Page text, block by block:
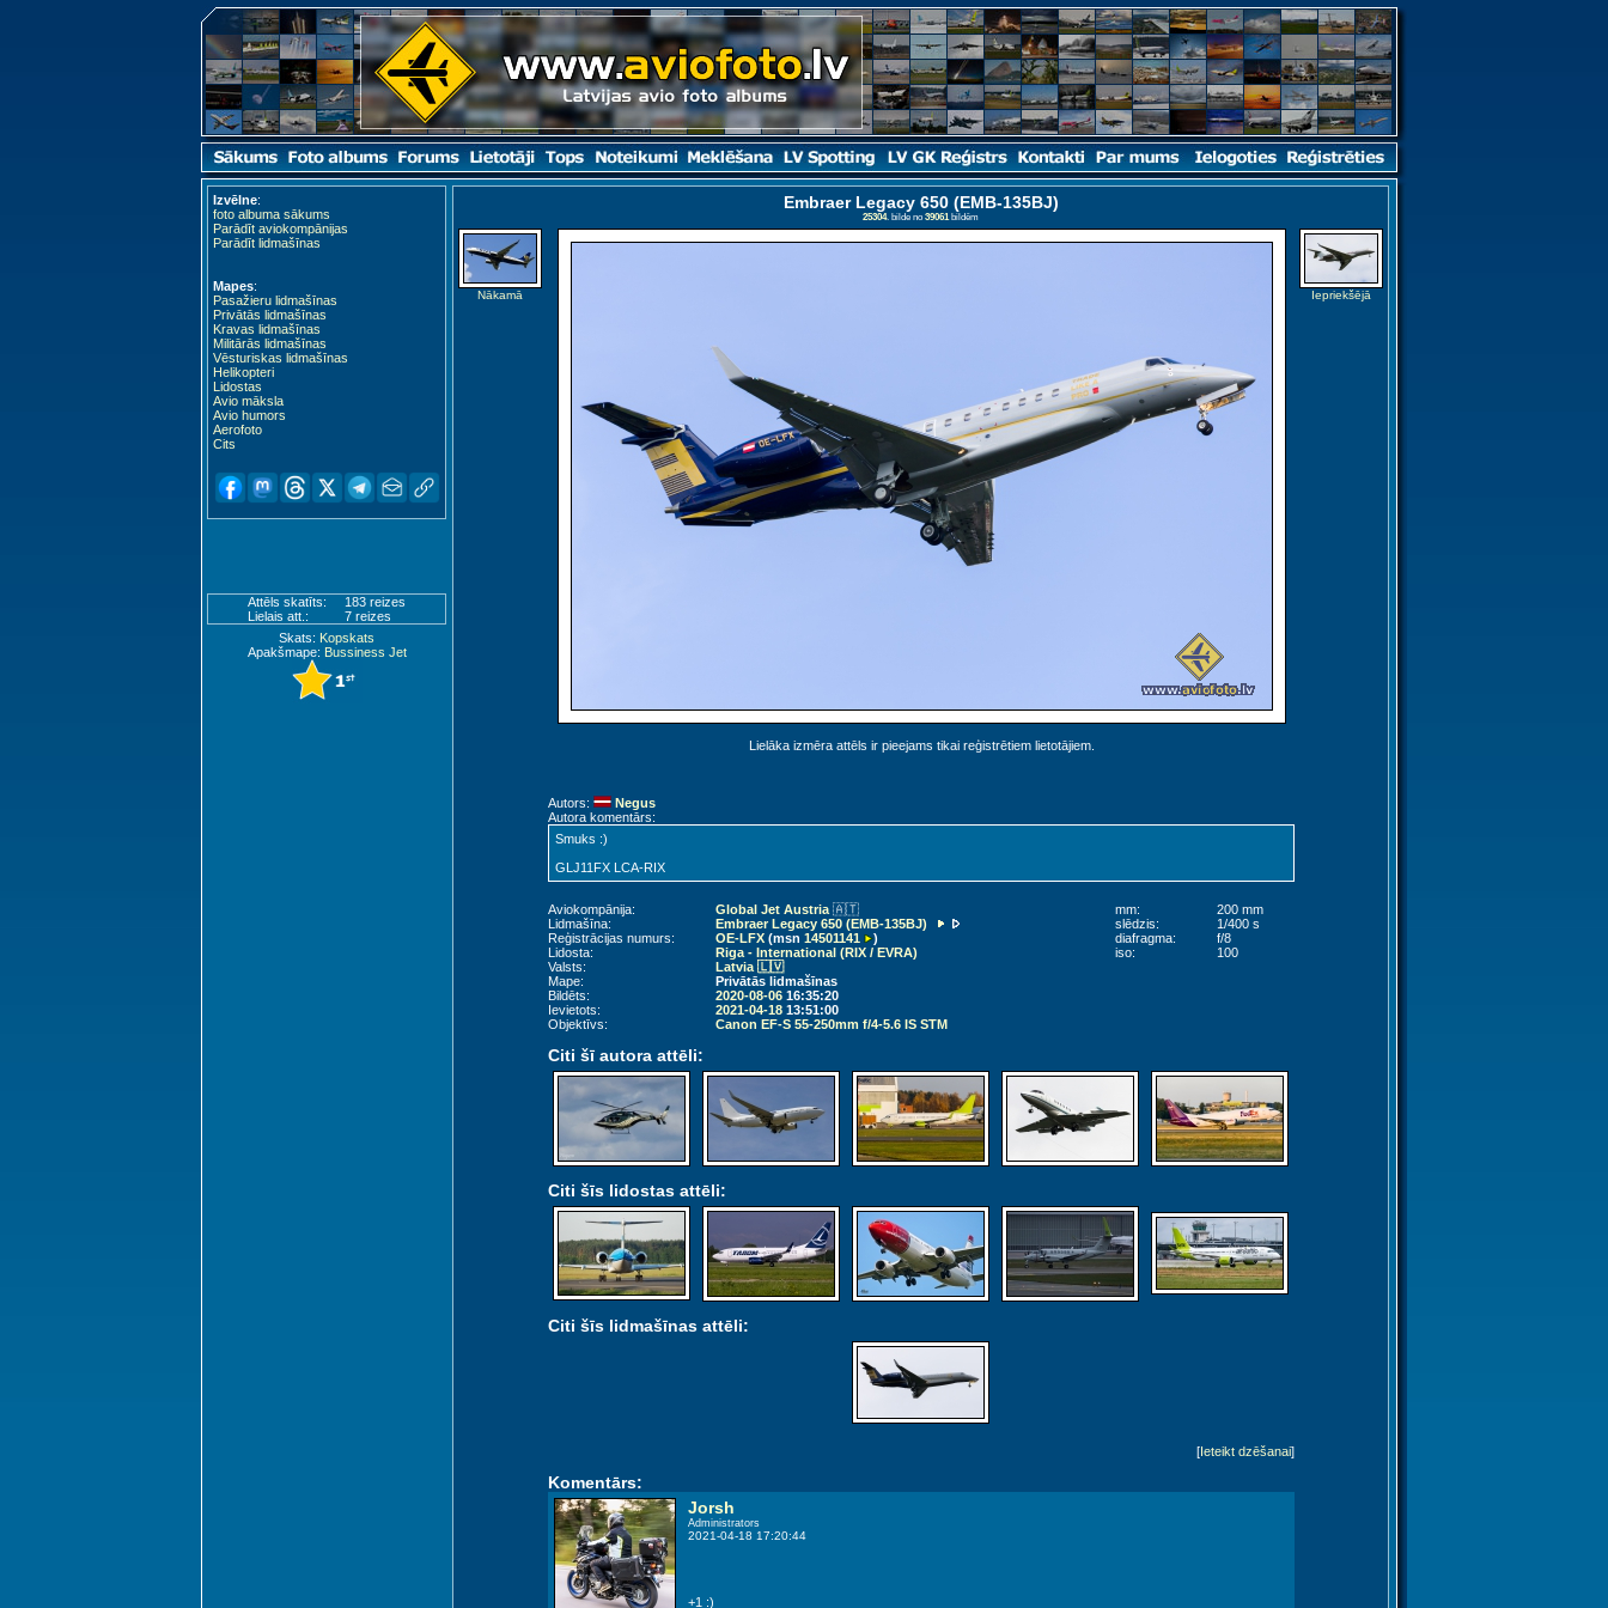
Izvēlne:
foto albuma sākums
Parādīt aviokompānijas
Parādīt lidmašīnas
Mapes:
Pasažieru lidmašīnas
Privātās lidmašīnas
Kravas lidmašīnas
Militārās lidmašīnas
Vēsturiskas lidmašīnas
Helikopteri
Lidostas
Avio māksla
Avio humors
Aerofoto
Cits
Attēls skatīts:
183 reizes
Lielais att.:
7 reizes
Skats: Kopskats
Apakšmape: Bussiness Jet
Embraer Legacy 650 (EMB-135BJ)
25304. bilde no 39061bildēm
Nākamā
Lielāka izmēra attēls ir pieejams tikai reģistrētiem lietotājiem.
Iepriekšējā
Autors:
Negus
Autora komentārs:
Smuks :)
GLJ11FX LCA-RIX
Aviokompānija: Global Jet Austria 🇦🇹
Lidmašīna:
Embraer Legacy 650 (EMB-135BJ)
Reģistrācijas numurs:
OE-LFX(msn 14501141
)
Lidosta:
Riga - International (RIX / EVRA)
Valsts:
Latvia 🇱🇻
Mape:
Privātās lidmašīnas
Bildēts:
2020-08-0616:35:20
Ievietots:
2021-04-1813:51:00
Objektīvs:
Canon EF-S 55-250mm f/4-5.6 IS STM
mm:
200 mm
slēdzis:
1/400 s
diafragma:
f/8
iso:
100
Citi šī autora attēli:
Citi šīs lidostas attēli:
Citi šīs lidmašīnas attēli:
[Ieteikt dzēšanai]
Komentārs:
Jorsh
Administrators
2021-04-18 17:20:44
+1 :)